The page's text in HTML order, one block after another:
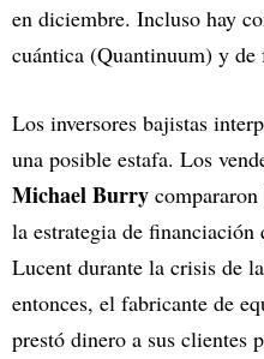
en diciembre. Incluso hay
cuántica (Quantinuum) y
Los inversores bajistas
una posible estafa. Los
Michael Burry
la estrategia de
Lucent durante la crisis de
entonces, el fabricante de
prestó dinero a sus clientes